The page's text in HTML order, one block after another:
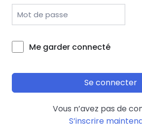
Me garder connecté
Se connecter
Vous n’avez pas de
S’inscrire